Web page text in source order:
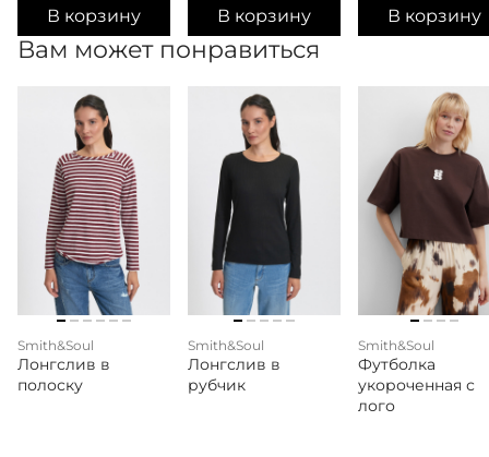
В корзину В корзину В корзину
Вам может понравиться
Smith&Soul
Лонгслив в
полоску
Smith&Soul
Лонгслив в
рубчик
Smith&Soul
Футболка
укороченная с
лого